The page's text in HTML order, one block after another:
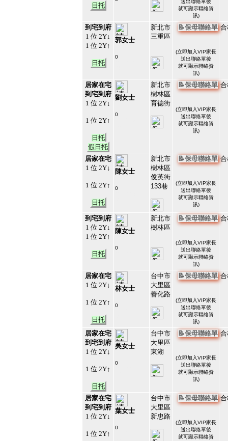
日托
送出聯絡單後
就可顯示聯絡資
訊)
到宅到府
1 位 2Y↓
1 位 2Y↑
日托
郭女士
0
新北市
三重區
📝保母聯絡單
(立即加入VIP家長
送出聯絡單後
就可顯示聯絡資
訊)
居家在宅
到宅到府
1 位 2Y↓
1 位 2Y↑
日托
假日托
劉女士
0
新北市
樹林區
育德街
📝保母聯絡單
(立即加入VIP家長
送出聯絡單後
就可顯示聯絡資
訊)
居家在宅
1 位 2Y↓
1 位 2Y↑
日托
陳女士
0
新北市
樹林區
俊英街
133巷
📝保母聯絡單
(立即加入VIP家長
送出聯絡單後
就可顯示聯絡資
訊)
到宅到府
1 位 2Y↓
1 位 2Y↑
日托
陳女士
0
新北市
樹林區
📝保母聯絡單
(立即加入VIP家長
送出聯絡單後
就可顯示聯絡資
訊)
居家在宅
1 位 2Y↓
1 位 2Y↑
日托
林女士
0
台中市
大里區
善化路
📝保母聯絡單
(立即加入VIP家長
送出聯絡單後
就可顯示聯絡資
訊)
居家在宅
到宅到府
1 位 2Y↓
1 位 2Y↑
日托
吳女士
0
台中市
大里區
東湖
📝保母聯絡單
(立即加入VIP家長
送出聯絡單後
就可顯示聯絡資
訊)
居家在宅
到宅到府
1 位 2Y↓
1 位 2Y↑
葉女士
0
台中市
大里區
新忠路
📝保母聯絡單
(立即加入VIP家長
送出聯絡單後
就可顯示聯絡資